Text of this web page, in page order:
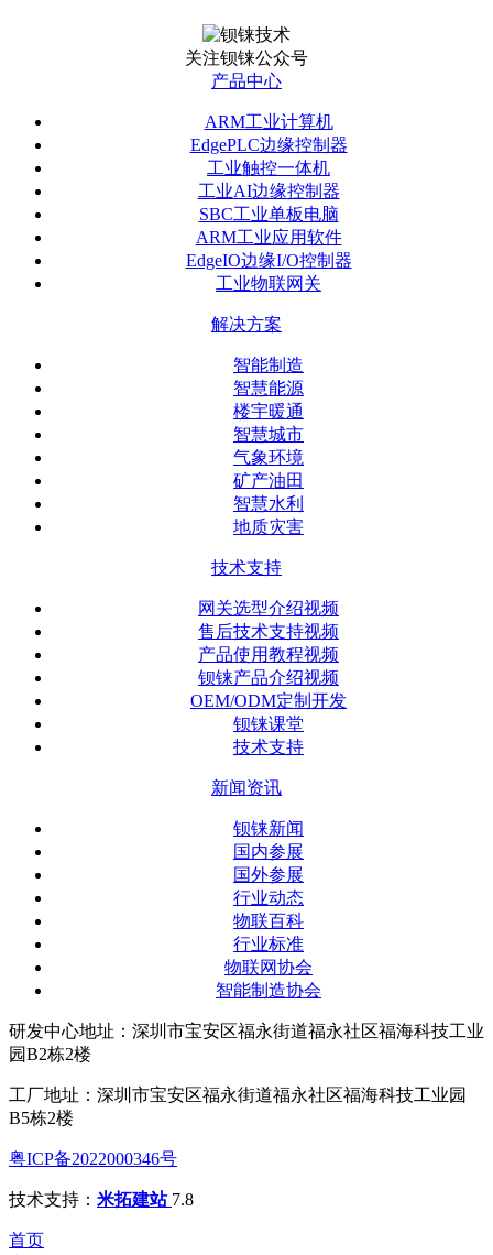
关注钡铼公众号
产品中心
ARM工业计算机
EdgePLC边缘控制器
工业触控一体机
工业AI边缘控制器
SBC工业单板电脑
ARM工业应用软件
EdgeIO边缘I/O控制器
工业物联网关
解决方案
智能制造
智慧能源
楼宇暖通
智慧城市
气象环境
矿产油田
智慧水利
地质灾害
技术支持
网关选型介绍视频
售后技术支持视频
产品使用教程视频
钡铼产品介绍视频
OEM/ODM定制开发
钡铼课堂
技术支持
新闻资讯
钡铼新闻
国内参展
国外参展
行业动态
物联百科
行业标准
物联网协会
智能制造协会
研发中心地址：深圳市宝安区福永街道福永社区福海科技工业
园B2栋2楼
工厂地址：深圳市宝安区福永街道福永社区福海科技工业园
B5栋2楼
粤ICP备2022000346号
技术支持： 米拓建站 7.8
首页